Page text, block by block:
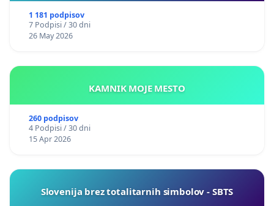
1 181 podpisov
7 Podpisi / 30 dni
26 May 2026
KAMNIK MOJE MESTO
260 podpisov
4 Podpisi / 30 dni
15 Apr 2026
Slovenija brez totalitarnih simbolov - SBTS